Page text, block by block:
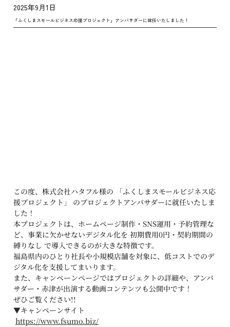
2025年9月1日
「ふくしまスモールビジネス応援プロジェクト」アンバサダーに就任いたしました！
この度、株式会社ハタフル様の 「ふくしまスモールビジネス応
援プロジェクト」 のプロジェクトアンバサダーに就任いたしま
した！
本プロジェクトは、ホームページ制作・SNS運用・予約管理な
ど、事業に欠かせないデジタル化を 初期費用0円・契約期間の
縛りなし で導入できるのが大きな特徴です。
福島県内のひとり社長や小規模店舗を対象に、低コストでのデ
ジタル化を支援してまいります。
また、キャンペーンページではプロジェクトの詳細や、アンバ
サダー・赤津が出演する動画コンテンツも公開中です！
ぜひご覧ください!!
▼キャンペーンサイト
https://www.fsumo.biz/